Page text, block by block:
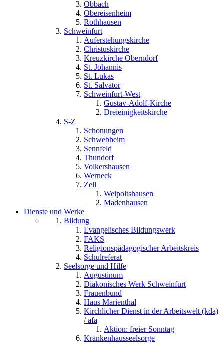
Obbach
Obereisenheim
Rothhausen
Schweinfurt
Auferstehungskirche
Christuskirche
Kreuzkirche Oberndorf
St. Johannis
St. Lukas
St. Salvator
Schweinfurt-West
Gustav-Adolf-Kirche
Dreieinigkeitskirche
S-Z
Schonungen
Schwebheim
Sennfeld
Thundorf
Volkershausen
Werneck
Zell
Weipoltshausen
Madenhausen
Dienste und Werke
Bildung
Evangelisches Bildungswerk
FAKS
Religionspädagogischer Arbeitskreis
Schulreferat
Seelsorge und Hilfe
Augustinum
Diakonisches Werk Schweinfurt
Frauenbund
Haus Marienthal
Kirchlicher Dienst in der Arbeitswelt (kda)
/ afa
Aktion: freier Sonntag
Krankenhausseelsorge